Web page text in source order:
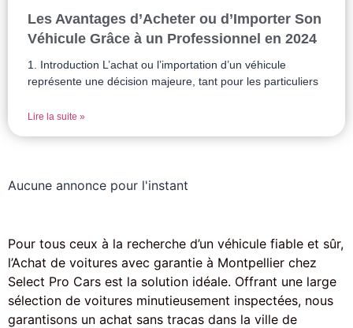
Les Avantages d’Acheter ou d’Importer Son
Véhicule Grâce à un Professionnel en 2024
1. Introduction L’achat ou l’importation d’un véhicule
représente une décision majeure, tant pour les particuliers
Lire la suite »
Aucune annonce pour l'instant
Pour tous ceux à la recherche d’un véhicule fiable et sûr,
l’Achat de voitures avec garantie à Montpellier chez
Select Pro Cars est la solution idéale. Offrant une large
sélection de voitures minutieusement inspectées, nous
garantisons un achat sans tracas dans la ville de